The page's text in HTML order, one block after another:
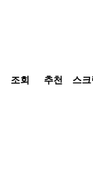
조회 추천 스